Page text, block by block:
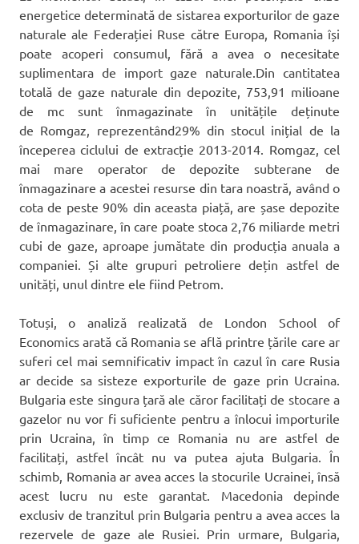
energetice determinată de sistarea exporturilor de gaze
naturale ale Federației Ruse către Europa, Romania își
poate acoperi consumul, fără a avea o necesitate
suplimentara de import gaze naturale.Din cantitatea
totală de gaze naturale din depozite, 753,91 milioane
de mc sunt înmagazinate în unitățile deținute
de Romgaz, reprezentând29% din stocul inițial de la
începerea ciclului de extracție 2013-2014. Romgaz, cel
mai mare operator de depozite subterane de
înmagazinare a acestei resurse din tara noastră, având o
cota de peste 90% din aceasta piață, are șase depozite
de înmagazinare, în care poate stoca 2,76 miliarde metri
cubi de gaze, aproape jumătate din producția anuala a
companiei. Și alte grupuri petroliere dețin astfel de
unități, unul dintre ele fiind Petrom.
Totuși, o analiză realizată de London School of
Economics arată că Romania se află printre țările care ar
suferi cel mai semnificativ impact în cazul în care Rusia
ar decide sa sisteze exporturile de gaze prin Ucraina.
Bulgaria este singura țară ale căror facilitați de stocare a
gazelor nu vor fi suficiente pentru a înlocui importurile
prin Ucraina, în timp ce Romania nu are astfel de
facilitați, astfel încât nu va putea ajuta Bulgaria. În
schimb, Romania ar avea acces la stocurile Ucrainei, însă
acest lucru nu este garantat. Macedonia depinde
exclusiv de tranzitul prin Bulgaria pentru a avea acces la
rezervele de gaze ale Rusiei. Prin urmare, Bulgaria,